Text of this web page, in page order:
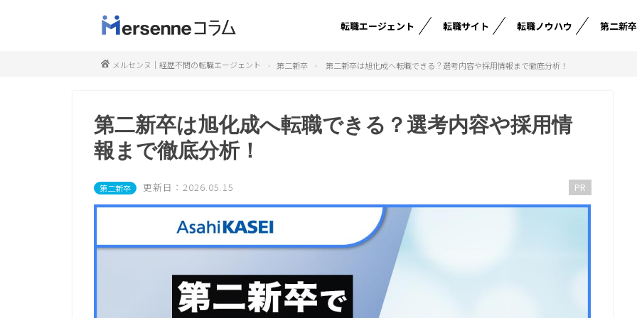
転職エージェント 転職サイト 転職ノウハウ 第二新卒
メルセンヌ｜経歴不問の転職エージェント 第二新卒 第二新卒は旭化成へ転職できる？選考内容や採用情報まで徹底分析！
第二新卒は旭化成へ転職できる？選考内容や採用情
報まで徹底分析！
第二新卒 更新日：2026.05.15 PR